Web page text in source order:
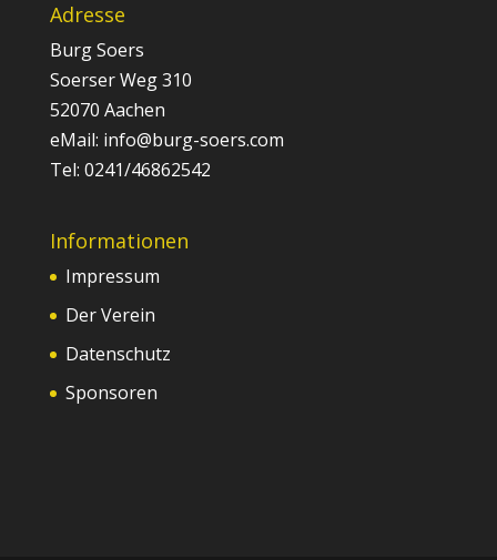
Adresse
Burg Soers
Soerser Weg 310
52070 Aachen
eMail: info@burg-soers.com
Tel: 0241/46862542
Informationen
Impressum
Der Verein
Datenschutz
Sponsoren